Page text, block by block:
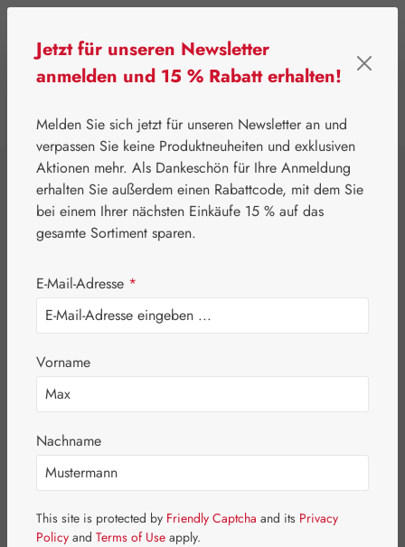
⌂ Leitner Lifecare
Blütenessenzen
Australian Bush Flowers Essences®
Lichtfrequenz
Essences Lake
Baikal Essence
Bildergalerie überspringen
Jetzt für unseren Newsletter
anmelden und 15 % Rabatt erhalten!
Melden Sie sich jetzt für unseren Newsletter an und
verpassen Sie keine Produktneuheiten und exklusiven
Aktionen mehr. Als Dankeschön für Ihre Anmeldung
erhalten Sie außerdem einen Rabattcode, mit dem Sie
bei einem Ihrer nächsten Einkäufe 15 % auf das
gesamte Sortiment sparen.
E-Mail-Adresse *
Vorname
Nachname
This site is protected by Friendly Captcha and its Privacy
Policy and Terms of Use apply.